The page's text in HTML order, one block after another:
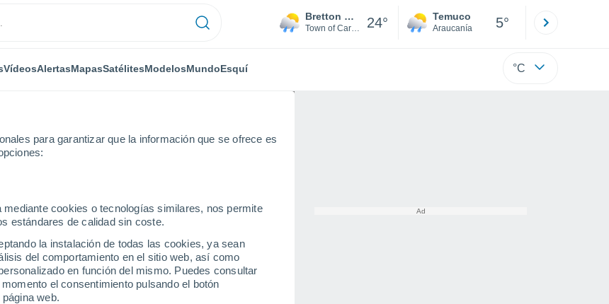
para garantizar que la información que se ofrece es
cookies o tecnologías similares, nos permite
estándares de calidad sin coste.
la instalación de todas las cookies, ya sean
del comportamiento en el sitio web, así como
en función del mismo. Puedes consultar
el consentimiento pulsando el botón
web.
Bretton Woods
Town of Carroll 24° Temuco
Araucanía 5°
VídeosAlertasMapasSatélitesModelosMundoEsquí °C
Hoy
8 Ago
Mañana
9 Ago
Lunes
10 Ago